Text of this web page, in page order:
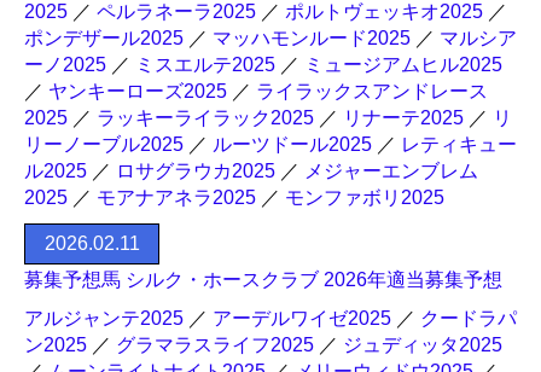
2025 ／ ペルラネーラ2025 ／ ポルトヴェッキオ2025 ／
ポンデザール2025 ／ マッハモンルード2025 ／ マルシア
ーノ2025 ／ ミスエルテ2025 ／ ミュージアムヒル2025
／ ヤンキーローズ2025 ／ ライラックスアンドレース
2025 ／ ラッキーライラック2025 ／ リナーテ2025 ／ リ
リーノーブル2025 ／ ルーツドール2025 ／ レティキュー
ル2025 ／ ロサグラウカ2025 ／ メジャーエンブレム
2025 ／ モアナアネラ2025 ／ モンファボリ2025
2026.02.11
募集予想馬 シルク・ホースクラブ 2026年適当募集予想
アルジャンテ2025 ／ アーデルワイゼ2025 ／ クードラパ
ン2025 ／ グラマラスライフ2025 ／ ジュディッタ2025